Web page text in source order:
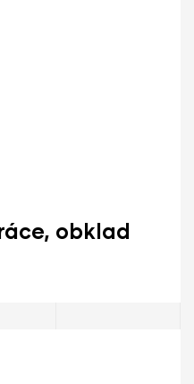
obklad